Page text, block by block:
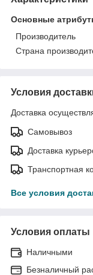
Основные
Производитель
Страна
Условия
Доставка
Самовывоз
Доставка
Транспортная
Все условия
Условия оплаты
Наличными
Безналичный